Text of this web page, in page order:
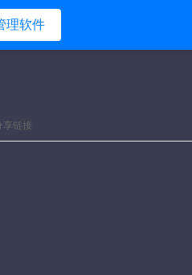
理软件
享链接